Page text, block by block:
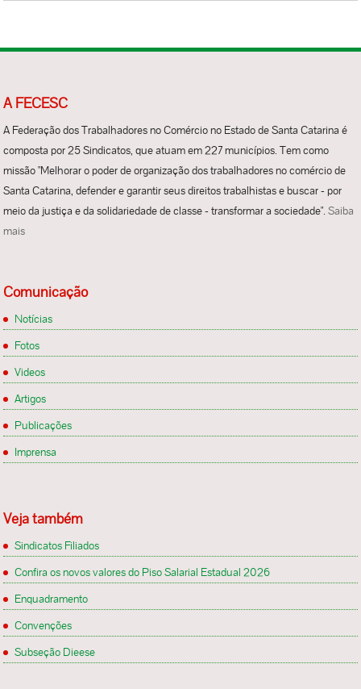
A FECESC
A Federação dos Trabalhadores no Comércio no Estado de Santa Catarina é
composta por 25 Sindicatos, que atuam em 227 municípios. Tem como
missão "Melhorar o poder de organização dos trabalhadores no comércio de
Santa Catarina, defender e garantir seus direitos trabalhistas e buscar - por
meio da justiça e da solidariedade de classe - transformar a sociedade".Saiba
mais
Comunicação
Notícias
Fotos
Videos
Artigos
Publicações
Imprensa
Veja também
Sindicatos Filiados
Confira os novos valores do Piso Salarial Estadual 2026
Enquadramento
Convenções
Subseção Dieese